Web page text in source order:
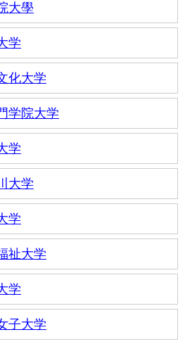
大學
学
化大学
学院大学
学
大学
学
祉大学
学
子大学